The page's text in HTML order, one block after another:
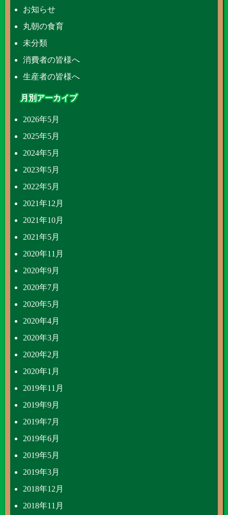
お知らせ
丸朝の食育
未分類
消費者の皆様へ
生産者の皆様へ
月別アーカイブ
2026年5月
2025年5月
2024年5月
2023年5月
2022年5月
2021年12月
2021年10月
2021年5月
2020年11月
2020年9月
2020年7月
2020年5月
2020年4月
2020年3月
2020年2月
2020年1月
2019年11月
2019年9月
2019年7月
2019年6月
2019年5月
2019年3月
2018年12月
2018年11月